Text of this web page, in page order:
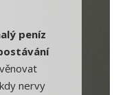
peníz
nervy